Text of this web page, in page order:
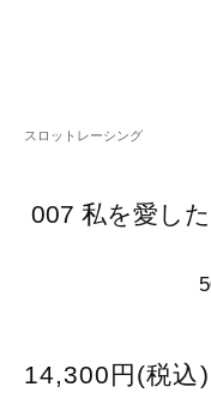
スロットレーシング
007 私を愛し
14,300円(税込)